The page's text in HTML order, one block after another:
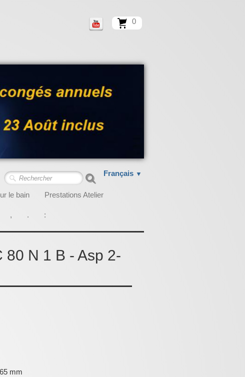
0
Français ▼
le bain Prestations Atelier
, . :
80 N 1 B - Asp 2-
mm